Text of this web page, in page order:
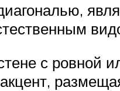
с ровной